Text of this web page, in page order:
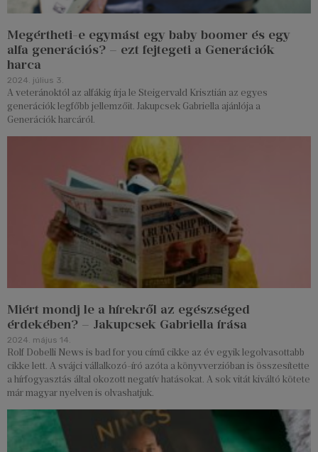
Megértheti-e egymást egy baby boomer és egy
alfa generációs? – ezt fejtegeti a Generációk
harca
2024. július 3.
A veteránoktól az alfákig írja le Steigervald Krisztián az egyes
generációk legfőbb jellemzőit. Jakupcsek Gabriella ajánlója a
Generációk harcáról.
Miért mondj le a hírekről az egészséged
érdekében? – Jakupcsek Gabriella írása
2024. május 14.
Rolf Dobelli News is bad for you című cikke az év egyik legolvasottabb
cikke lett. A svájci vállalkozó-író azóta a könyvverzióban is összesítette
a hírfogyasztás által okozott negatív hatásokat. A sok vitát kiváltó kötete
már magyar nyelven is olvashatjuk.